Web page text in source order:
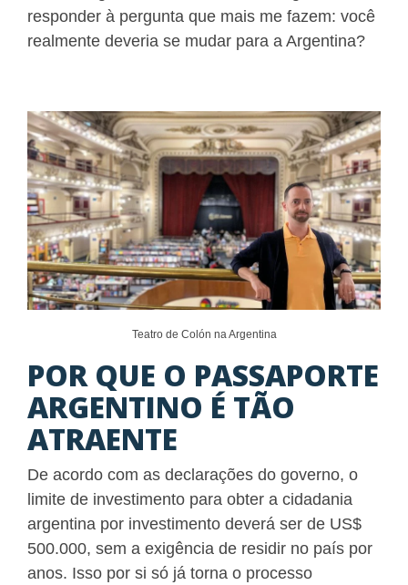
responder à pergunta que mais me fazem: você
realmente deveria se mudar para a Argentina?
Teatro de Colón na Argentina
POR QUE O PASSAPORTE
ARGENTINO É TÃO
ATRAENTE
De acordo com as declarações do governo, o
limite de investimento para obter a cidadania
argentina por investimento deverá ser de US$
500.000, sem a exigência de residir no país por
anos. Isso por si só já torna o processo